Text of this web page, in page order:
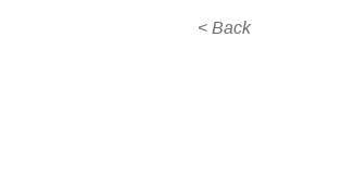
< Back